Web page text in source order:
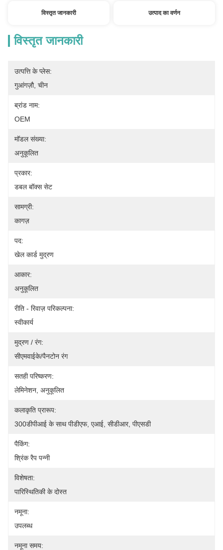
विस्तृत जानकारी उत्पाद का वर्णन
विस्तृत जानकारी
उत्पत्ति के प्लेस:
गुआंगज़ौ, चीन
ब्रांड नाम:
OEM
मॉडल संख्या:
अनुकूलित
प्रकार:
डबल बॉक्स सेट
सामग्री:
कागज़
पद:
खेल कार्ड मुद्रण
आकार:
अनुकूलित
रीति - रिवाज़ परिकल्पना:
स्वीकार्य
मुद्रण / रंग:
सीएमवाईके/पैनटोन रंग
सतही परिष्करण:
लेमिनेशन, अनुकूलित
कलाकृति प्रारूप:
300डीपीआई के साथ पीडीएफ, एआई, सीडीआर, पीएसडी
पैकिंग:
श्रिंक रैप पन्नी
विशेषता:
पारिस्थितिकी के दोस्त
नमूना:
उपलब्ध
नमूना समय: